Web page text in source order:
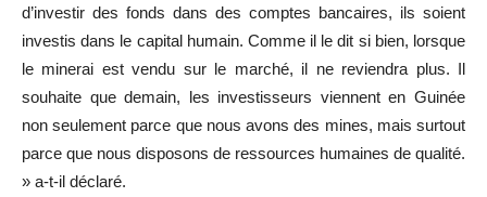
d’investir des fonds dans des comptes bancaires, ils soient
investis dans le capital humain. Comme il le dit si bien, lorsque
le minerai est vendu sur le marché, il ne reviendra plus. Il
souhaite que demain, les investisseurs viennent en Guinée
non seulement parce que nous avons des mines, mais surtout
parce que nous disposons de ressources humaines de qualité.
» a-t-il déclaré.